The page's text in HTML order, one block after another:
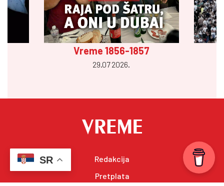
Vreme 1856-1857
29.07 2026.
Redakcija
Pretplata
SR